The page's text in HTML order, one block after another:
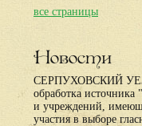
все страницы
Новости
СЕРПУХОВСКИЙ
обработка
и учреждений,
участия в выборе